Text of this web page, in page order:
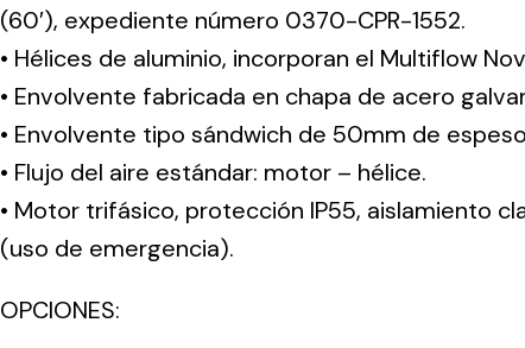
(60′), expediente número 0370-CPR-1552.
• Hélices de aluminio, incorporan el Multiflow
• Envolvente fabricada en chapa de acero
• Envolvente tipo sándwich de 50mm de
• Flujo del aire estándar: motor – hélice.
• Motor trifásico, protección IP55, aislamiento
(uso de emergencia).
OPCIONES: